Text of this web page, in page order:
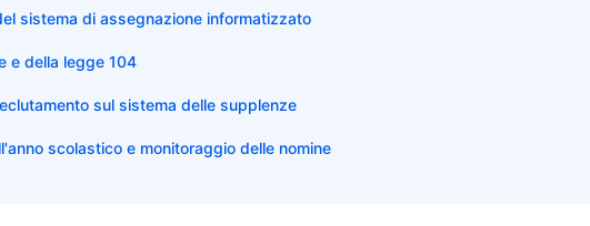
sistema di assegnazione informatizzato
e della legge 104
sul sistema delle supplenze
scolastico e monitoraggio delle nomine